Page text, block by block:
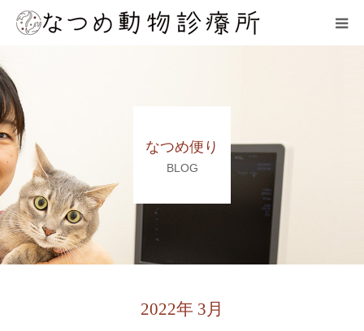
なつめ便り
BLOG
2022年 3月
院内の様子
アクセス